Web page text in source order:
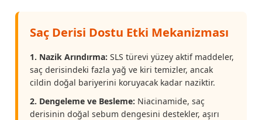
Saç Derisi Dostu Etki Mekanizması
1. Nazik Arındırma: SLS türevi yüzey aktif maddeler,
saç derisindeki fazla yağ ve kiri temizler, ancak
cildin doğal bariyerini koruyacak kadar naziktir.
2. Dengeleme ve Besleme: Niacinamide, saç
derisinin doğal sebum dengesini destekler, aşırı